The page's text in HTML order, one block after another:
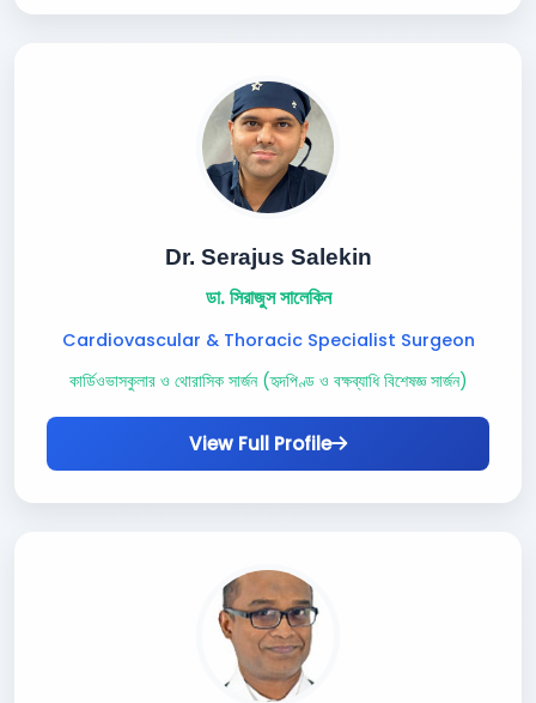
Dr. Serajus Salekin
ডা. সিরাজুস সালেকিন
Cardiovascular & Thoracic Specialist Surgeon
কার্ডিওভাসকুলার ও থোরাসিক সার্জন (হৃদপিণ্ড ও বক্ষব্যাধি বিশেষজ্ঞ সার্জন)
View Full Profile